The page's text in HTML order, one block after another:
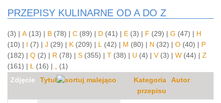
PRZEPISY KULINARNE OD A DO Z
(3) A(13) B (78) C (89) D (41) E (3) F (29) G (47)
H
(10)
(7) J (29) K (209) L (42) M (80) N (32) O (40)
P
(182)
Q (2) R (78) S (355) T (38) U (4) V(3) W (44)
Z
(161)
Ł (16) „ (1)
Zdjęcie
Tytuł
Kategoria
przepisu
Autor